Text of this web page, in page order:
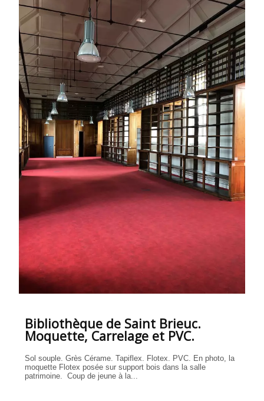
Bibliothèque de Saint Brieuc.
Moquette, Carrelage et PVC.
Sol souple. Grès Cérame. Tapiflex. Flotex. PVC. En photo, la
moquette Flotex posée sur support bois dans la salle
patrimoine. Coup de jeune à la...